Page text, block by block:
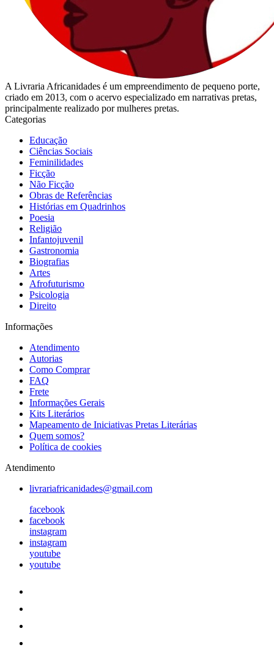
A Livraria Africanidades é um empreendimento de pequeno porte,
criado em 2013, com o acervo especializado em narrativas pretas,
principalmente realizado por mulheres pretas.
Categorias
Educação
Ciências Sociais
Feminilidades
Ficção
Não Ficção
Obras de Referências
Histórias em Quadrinhos
Poesia
Religião
Infantojuvenil
Gastronomia
Biografias
Artes
Afrofuturismo
Psicologia
Direito
Informações
Atendimento
Autorias
Como Comprar
FAQ
Frete
Informações Gerais
Kits Literários
Mapeamento de Iniciativas Pretas Literárias
Quem somos?
Política de cookies
Atendimento
livrariafricanidades@gmail.com
facebook
facebook
instagram
instagram
youtube
youtube